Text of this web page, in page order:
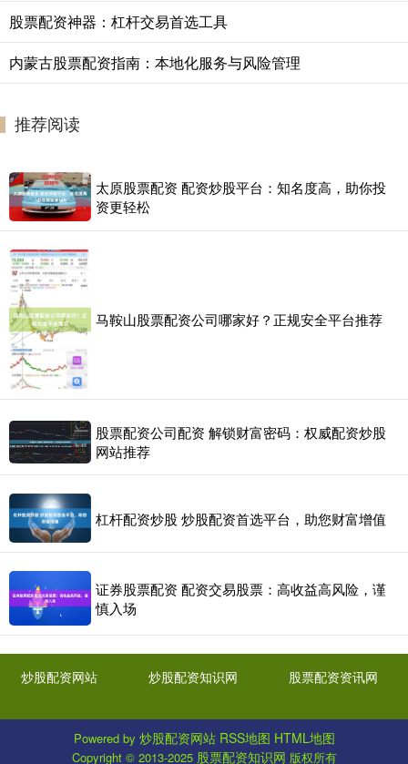
股票配资神器：杠杆交易首选工具
内蒙古股票配资指南：本地化服务与风险管理
推荐阅读
太原股票配资 配资炒股平台：知名度高，助你投
资更轻松
马鞍山股票配资公司哪家好？正规安全平台推荐
股票配资公司配资 解锁财富密码：权威配资炒股
网站推荐
杠杆配资炒股 炒股配资首选平台，助您财富增值
证券股票配资 配资交易股票：高收益高风险，谨
慎入场
炒股配资网站 炒股配资知识网 股票配资资讯网
Powered by 炒股配资网站 RSS地图 HTML地图
Copyright © 2013-2025 股票配资知识网 版权所有